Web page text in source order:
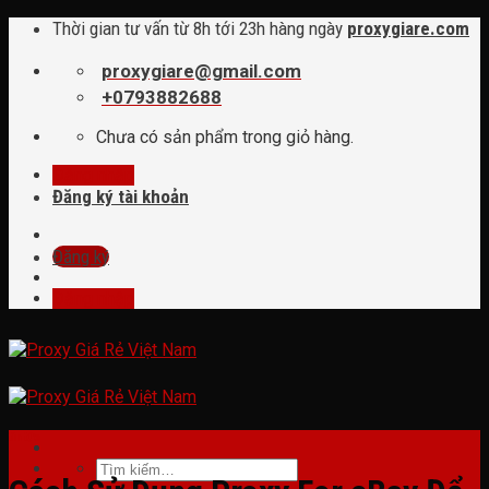
Skip
content
Thời gian tư vấn từ 8h tới 23h hàng ngày proxygiare.com
proxygiare@gmail.com
+0793882688
Chưa có sản phẩm trong giỏ hàng.
Đăng ký tài khoản
Đăng ký
Tìm